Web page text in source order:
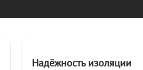
Надёжность изоляции